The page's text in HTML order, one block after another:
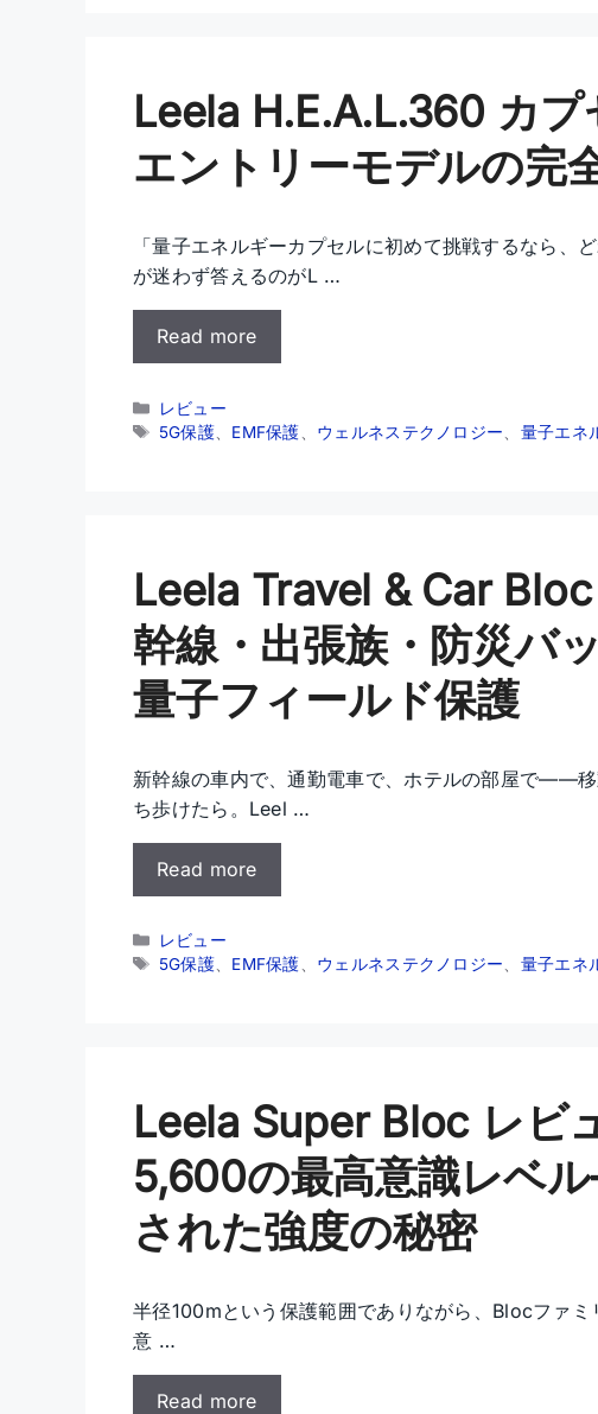
Leela H.E.A.L.360 カ
エントリーモデルの完
「量子エネルギーカプセルに初めて挑戦するなら
が迷わず答えるのがL …
Read more
カ
テ
レビュー
タ
5G保護、 EMF保護 ウェルネステクノロジー 量子エネ
Leela Travel & Car
幹線・出張族・防災
量子フィールド保護
新幹線の車内で、通勤電車で、ホテルの部屋で——
ち歩けたら。Leel …
Read more
カ
テ
レビュー
タ
5G保護、 EMF保護 ウェルネステクノロジー 量子エネ
Leela Super Bloc レビ
5,600の最高意識レベ
された強度の秘密
半径100mという保護範囲でありながら、Blocファ
意 …
Read more